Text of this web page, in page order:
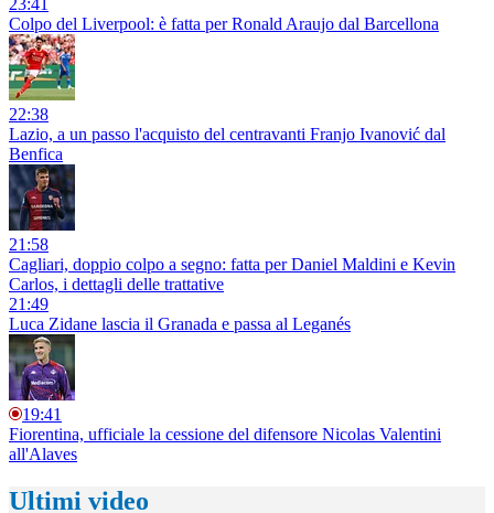
23:41
Colpo del Liverpool: è fatta per Ronald Araujo dal Barcellona
22:38
Lazio, a un passo l'acquisto del centravanti Franjo Ivanović dal
Benfica
21:58
Cagliari, doppio colpo a segno: fatta per Daniel Maldini e Kevin
Carlos, i dettagli delle trattative
21:49
Luca Zidane lascia il Granada e passa al Leganés
19:41
Fiorentina, ufficiale la cessione del difensore Nicolas Valentini
all'Alaves
Ultimi video